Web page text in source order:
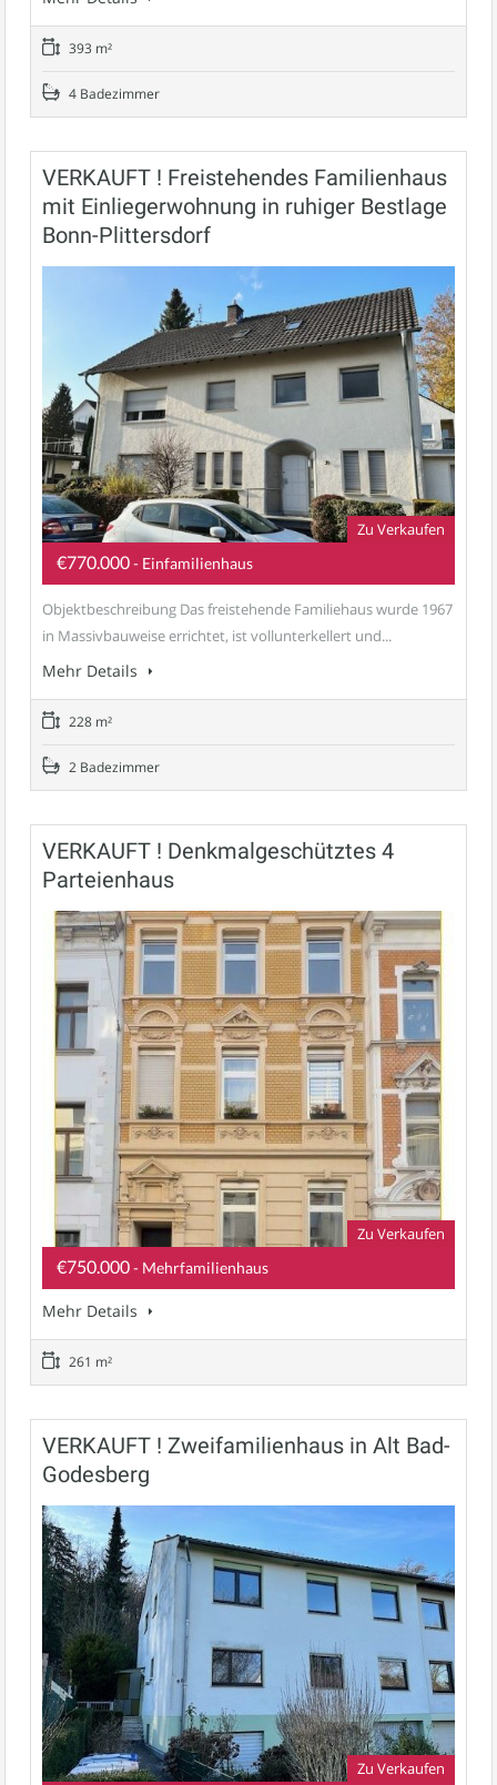
393 m²
4 Badezimmer
VERKAUFT ! Freistehendes Familienhaus
mit Einliegerwohnung in ruhiger Bestlage
Bonn-Plittersdorf
Zu Verkaufen
€770.000- Einfamilienhaus
Objektbeschreibung Das freistehende Familiehaus wurde 1967
in Massivbauweise errichtet, ist vollunterkellert und...
Mehr Details
228 m²
2 Badezimmer
VERKAUFT ! Denkmalgeschütztes 4
Parteienhaus
Zu Verkaufen
€750.000- Mehrfamilienhaus
Mehr Details
261 m²
VERKAUFT ! Zweifamilienhaus in Alt Bad-
Godesberg
Zu Verkaufen